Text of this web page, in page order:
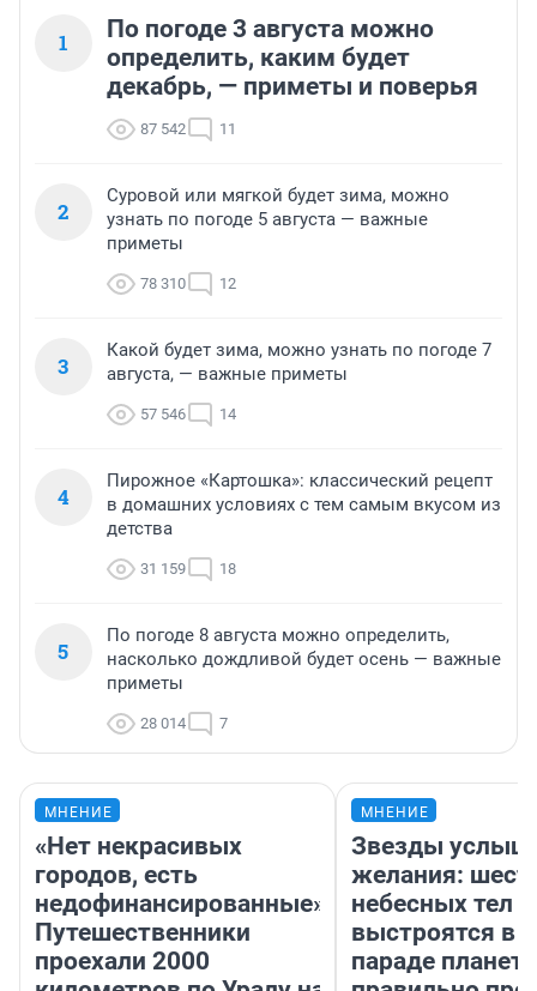
1
По погоде 3 августа можно
определить, каким будет
декабрь, — приметы и поверья
87 542 11
2
Суровой или мягкой будет зима, можно
узнать по погоде 5 августа — важные
приметы
78 310 12
3
Какой будет зима, можно узнать по погоде 7
августа, — важные приметы
57 546 14
4
Пирожное «Картошка»: классический рецепт
в домашних условиях с тем самым вкусом из
детства
31 159 18
5
По погоде 8 августа можно определить,
насколько дождливой будет осень — важные
приметы
28 014 7
МНЕНИЕ
«Нет некрасивых
городов, есть
недофинансированные».
Путешественники
проехали 2000
МНЕНИЕ
Звезды
желания:
небесных тел
выстроятся в
параде планет